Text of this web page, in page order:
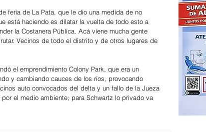
feria de La Pata, que le dio una medida de no
está haciendo es dilatar la vuelta de todo esto a
la Costanera Pública. Acá viene mucha gente
Vecinos de todo el distrito y de otros lugares de
el emprendimiento Colony Park, que era un
y cambiando cauces de los ríos, provocando
auto convocados del delta y un fallo de la Jueza
el medio ambiente; para Schwartz lo privado va